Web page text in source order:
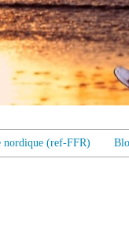
nordique (ref-FFR)